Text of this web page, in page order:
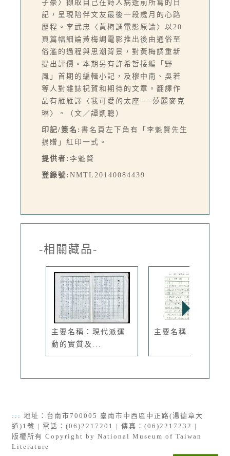
子豪〉擷取自己在詩人病逝前所寫的日
記，呈現陪伴文友最後一段歲月的心路
歷程。李武忠〈黃梅調電影原論〉以20
頁篇幅細論黃梅調電影推出後由通俗至
俗濫的過程與思潮背景，對黃梅調重新
提出評價。本期另有許希哲接編「野
風」首期的編輯小記，及穆中南、吳若
等人對雜誌祝賀和期待的文章。翻譯作
品有雁雁譯〈我可愛的太座──莎麗麥克
琳〉。（文／譚凱聰）
印記/簽名: 書名頁左下角有「李魁賢先生
捐贈」紅印一式。
提供者: 李魁賢
登錄號: NMTL20140084439
-相關藏品-
主要名稱：現代派運
動的實質及...
主要名稱：種花
::: 地址：台南市700005 臺南市中西區中正路(湯德章大
道)1號 | 電話：(06)2217201 | 傳真：(06)2217232 |
版權所有 Copyright by National Museum of Taiwan
Literature